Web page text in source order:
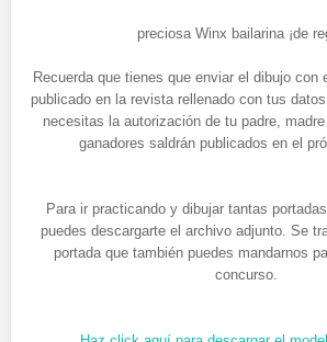
preciosa Winx bailarina ¡de
Recuerda que tienes que enviar el dibujo con
publicado en la revista rellenado con tus
necesitas la autorización de tu padre,
ganadores saldrán publicados en el
Para ir practicando y dibujar tantas
puedes descargarte el archivo adjunto. Se
portada que también puedes mandarnos
concurso.